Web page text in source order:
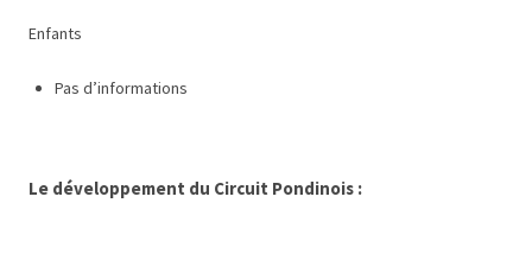
Enfants
Pas d’informations
Le développement du Circuit Pondinois :